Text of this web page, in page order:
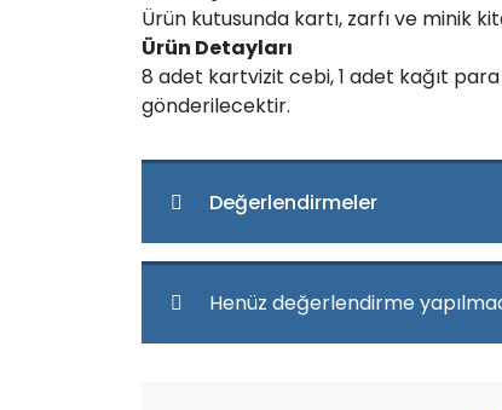
Ürün kutusunda kartı, zarfı ve minik
Ürün Detayları
8 adet kartvizit cebi, 1 adet kağıt
gönderilecektir.
Değerlendirmeler
Henüz değerlendirme